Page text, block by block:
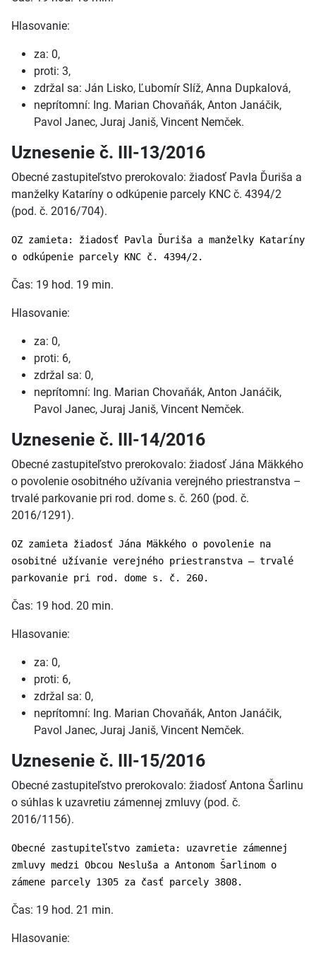
Hlasovanie:
za: 0,
proti: 3,
zdržal sa: Ján Lisko, Ľubomír Slíž, Anna Dupkalová,
neprítomní: Ing. Marian Chovaňák, Anton Janáčik,
Pavol Janec, Juraj Janiš, Vincent Nemček.
Uznesenie č. III-13/2016
Obecné zastupiteľstvo prerokovalo: žiadosť Pavla Ďuriša a
manželky Kataríny o odkúpenie parcely KNC č. 4394/2
(pod. č. 2016/704).
OZ zamieta: žiadosť Pavla Ďuriša a manželky Kataríny
o odkúpenie parcely KNC č. 4394/2.
Čas: 19 hod. 19 min.
Hlasovanie:
za: 0,
proti: 6,
zdržal sa: 0,
neprítomní: Ing. Marian Chovaňák, Anton Janáčik,
Pavol Janec, Juraj Janiš, Vincent Nemček.
Uznesenie č. III-14/2016
Obecné zastupiteľstvo prerokovalo: žiadosť Jána Mäkkého
o povolenie osobitného užívania verejného priestranstva –
trvalé parkovanie pri rod. dome s. č. 260 (pod. č.
2016/1291).
OZ zamieta žiadosť Jána Mäkkého o povolenie na
osobitné užívanie verejného priestranstva – trvalé
parkovanie pri rod. dome s. č. 260.
Čas: 19 hod. 20 min.
Hlasovanie:
za: 0,
proti: 6,
zdržal sa: 0,
neprítomní: Ing. Marian Chovaňák, Anton Janáčik,
Pavol Janec, Juraj Janiš, Vincent Nemček.
Uznesenie č. III-15/2016
Obecné zastupiteľstvo prerokovalo: žiadosť Antona Šarlinu
o súhlas k uzavretiu zámennej zmluvy (pod. č.
2016/1156).
Obecné zastupiteľstvo zamieta: uzavretie zámennej
zmluvy medzi Obcou Nesluša a Antonom Šarlinom o
zámene parcely 1305 za časť parcely 3808.
Čas: 19 hod. 21 min.
Hlasovanie: